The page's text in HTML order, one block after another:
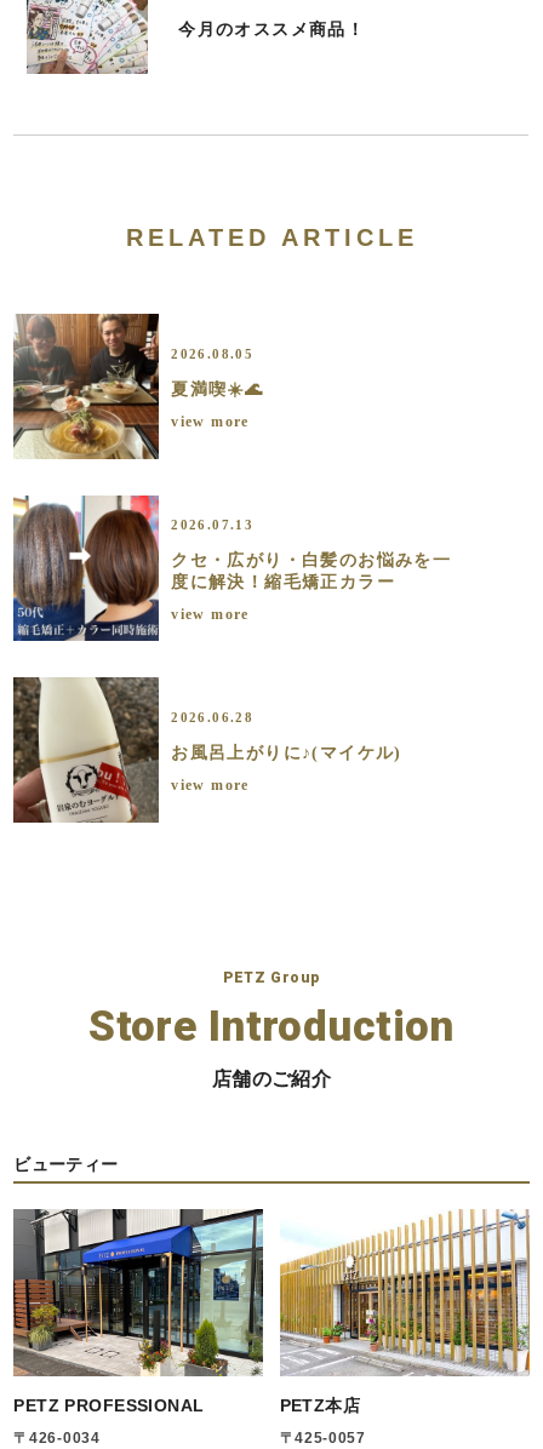
今月のオススメ商品！
RELATED ARTICLE
2026.08.05
夏満喫☀️🌊
view more
2026.07.13
クセ・広がり・白髪のお悩みを一
度に解決！縮毛矯正カラー
view more
2026.06.28
お風呂上がりに♪(マイケル)
view more
PETZ Group
Store Introduction
店舗のご紹介
ビューティー
PETZ PROFESSIONAL
〒426-0034
PETZ本店
〒425-0057